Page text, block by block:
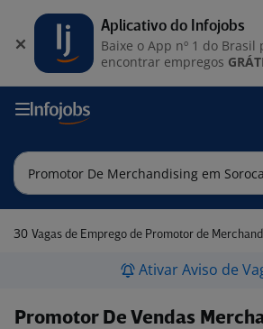
30 Vagas de Emprego de Promotor de Merchandising em
Ativar Aviso de
Promotor De Vendas
Aplicativo do Infojobs
Baixe o App nº 1 do Brasil
encontrar empregos